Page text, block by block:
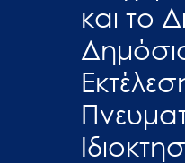
και το